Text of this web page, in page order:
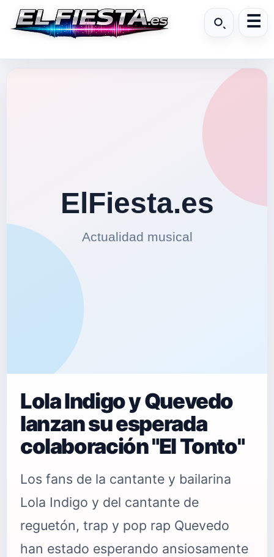
Lola Indigo y Quevedo
lanzan su esperada
colaboración "El Tonto"
Los fans de la cantante y bailarina
Lola Indigo y del cantante de
reguetón, trap y pop rap Quevedo
han estado esperando ansiosamente